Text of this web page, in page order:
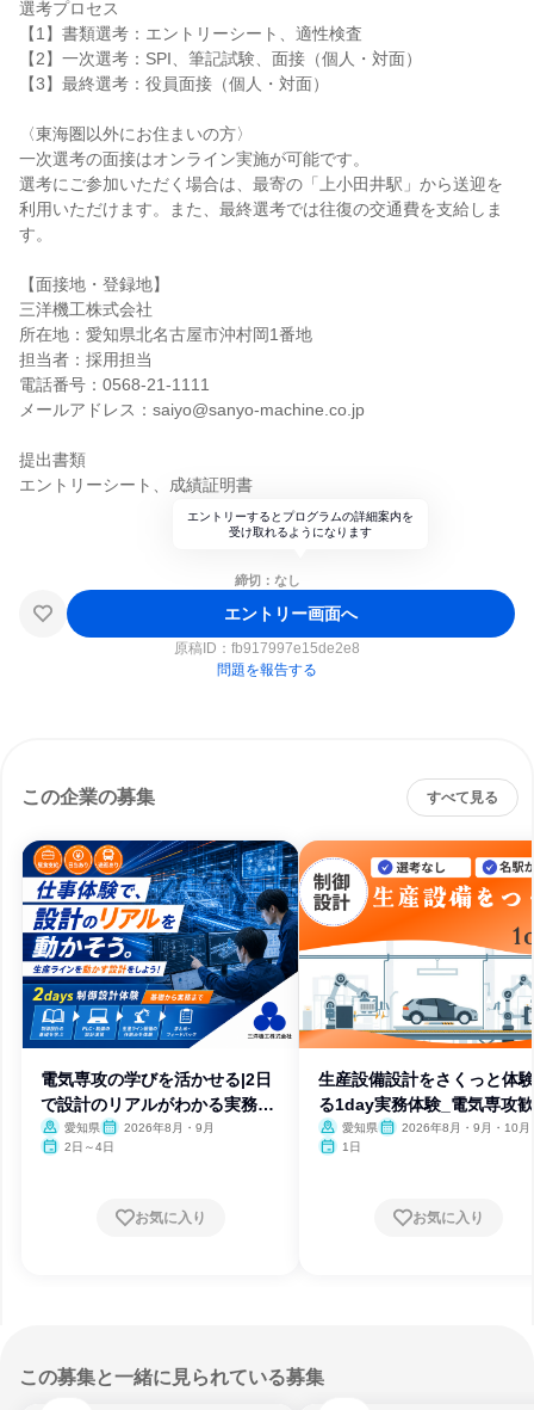
選考プロセス
【1】書類選考：エントリーシート、適性検査
【2】一次選考：SPI、筆記試験、面接（個人・対面）
【3】最終選考：役員面接（個人・対面）
〈東海圏以外にお住まいの方〉
一次選考の面接はオンライン実施が可能です。
選考にご参加いただく場合は、最寄の「上小田井駅」から送迎を
利用いただけます。また、最終選考では往復の交通費を支給しま
す。
【面接地・登録地】
三洋機工株式会社
所在地：愛知県北名古屋市沖村岡1番地
担当者：採用担当
電話番号：0568-21-1111
メールアドレス：saiyo@sanyo-machine.co.jp
提出書類
エントリーシート、成績証明書
エントリーするとプログラムの詳細案内を
受け取れるようになります
締切：なし
エントリー画面へ
原稿ID： fb917997e15de2e8
問題を報告する
この企業の募集 すべて見る
電気専攻の学びを活かせる|2日
で設計のリアルがわかる実務体
験 愛知県
2026年8月・9月
2日～4日
お気に入り
生産設備設計をさくっと体
る1day実務体験_電気専攻
愛知県
2026年8月・9月・10月
1日
お気に入り
この募集と一緒に見られている募集